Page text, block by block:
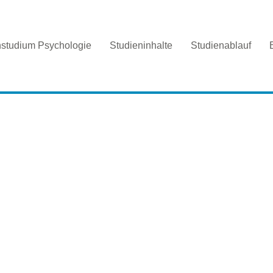
Psychologie Studieninhalte Studienablauf